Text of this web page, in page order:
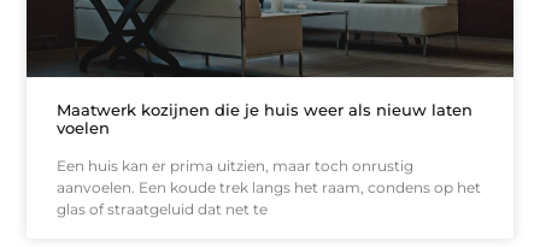
Maatwerk kozijnen die je huis weer als nieuw laten
voelen
Een huis kan er prima uitzien, maar toch onrustig
aanvoelen. Een koude trek langs het raam, condens op het
glas of straatgeluid dat net te